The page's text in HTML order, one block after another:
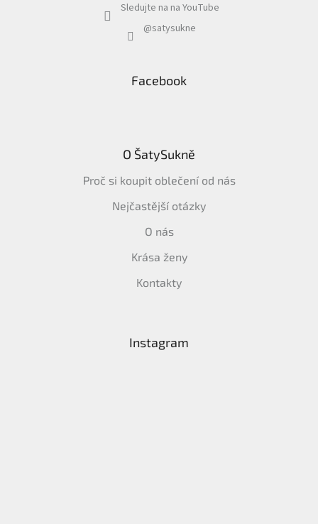
Sledujte na na YouTube
@satysukne
Facebook
O ŠatySukně
Proč si koupit oblečení od nás
Nejčastější otázky
O nás
Krása ženy
Kontakty
Instagram